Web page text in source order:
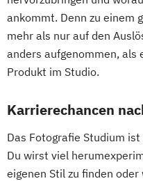
ankommt. Denn zu einem
mehr als nur auf den
anders aufgenommen, als
Produkt im Studio.
Karrierechancen
Das Fotografie Studium
Du wirst viel
eigenen Stil zu finden